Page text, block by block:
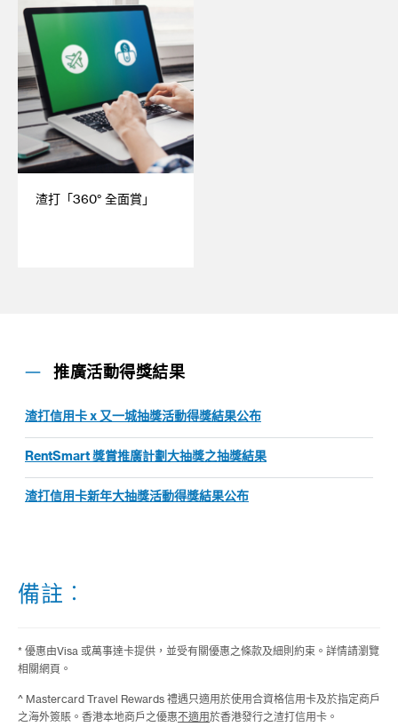
渣打「360° 全面賞」
推廣活動得獎結果
渣打信用卡 x 又一城抽獎活動得獎結果公布
RentSmart 獎賞推廣計劃大抽獎之抽獎結果
渣打信用卡新年大抽獎活動得獎結果公布
備註︰
* 優惠由Visa 或萬事達卡提供，並受有關優惠之條款及細則約束。詳情請瀏覽
相關網頁。
^ Mastercard Travel Rewards 禮遇只適用於使用合資格信用卡及於指定商戶
之海外簽賬。香港本地商戶之優惠不適用於香港發行之渣打信用卡。